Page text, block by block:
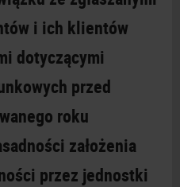
i ich klientów
dotyczącymi
przed
roku
założenia
przez jednostki